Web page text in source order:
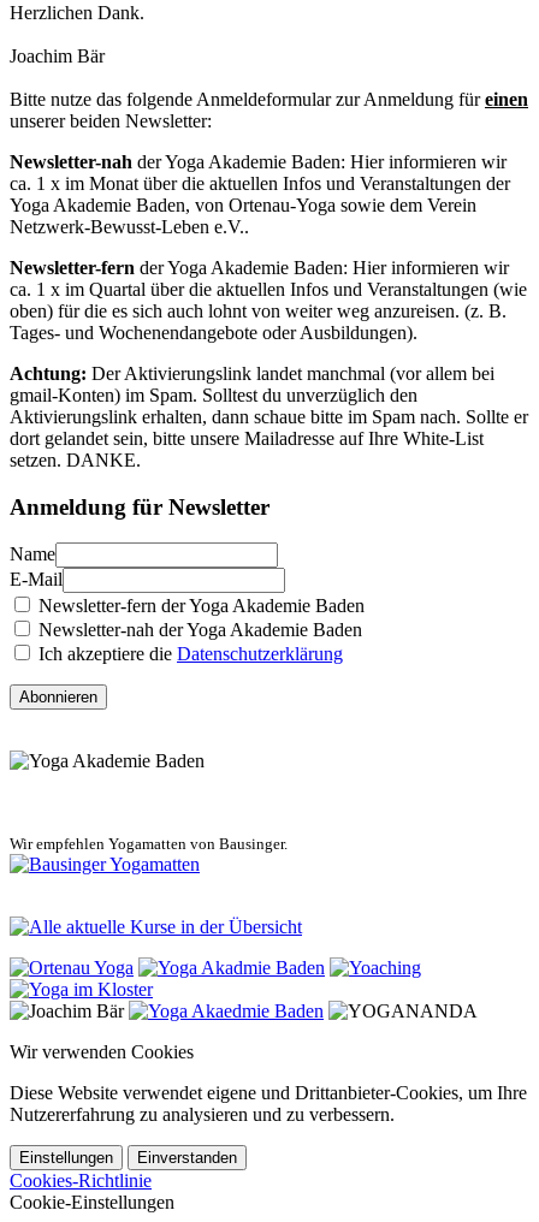
Herzlichen Dank.
Joachim Bär
Bitte nutze das folgende Anmeldeformular zur Anmeldung füreinen
unserer beiden Newsletter:
Newsletter-nah der Yoga Akademie Baden: Hier informieren wir
ca. 1 x im Monat über die aktuellen Infos und Veranstaltungen der
Yoga Akademie Baden, von Ortenau-Yoga sowie dem Verein
Netzwerk-Bewusst-Leben e.V..
Newsletter-fern der Yoga Akademie Baden: Hier informieren wir
ca. 1 x im Quartal über die aktuellen Infos und Veranstaltungen (wie
oben) für die es sich auch lohnt von weiter weg anzureisen. (z. B.
Tages- und Wochenendangebote oder Ausbildungen).
Achtung: Der Aktivierungslink landet manchmal (vor allem bei
gmail-Konten) im Spam. Solltest du unverzüglich den
Aktivierungslink erhalten, dann schaue bitte im Spam nach. Sollte er
dort gelandet sein, bitte unsere Mailadresse auf Ihre White-List
setzen. DANKE.
Anmeldung für Newsletter
Name
E-Mail
Newsletter-fern der Yoga Akademie Baden
Newsletter-nah der Yoga Akademie Baden
Ich akzeptiere die Datenschutzerklärung
Abonnieren
Wir empfehlen Yogamatten von Bausinger.
Wir verwenden Cookies
Diese Website verwendet eigene und Drittanbieter-Cookies, um Ihre
Nutzererfahrung zu analysieren und zu verbessern.
Einstellungen Einverstanden
Cookies-Richtlinie
Cookie-Einstellungen